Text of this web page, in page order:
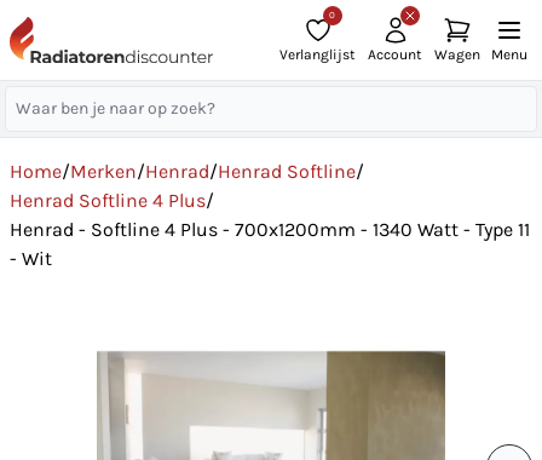
0
Verlanglijst Account Wagen Menu
Home/Merken/Henrad/Henrad Softline/
Henrad Softline 4 Plus/
Henrad - Softline 4 Plus - 700x1200mm - 1340 Watt - Type 11
- Wit